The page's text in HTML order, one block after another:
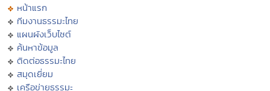
หน้าแรก
ทีมงานธรรมะไทย
แผนผังเว็บไซต์
ค้นหาข้อมูล
ติดต่อธรรมะไทย
สมุดเยี่ยม
เครือข่ายธรรมะ